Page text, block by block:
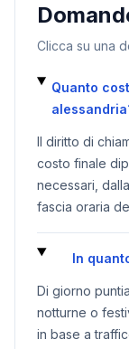
Clicca su una
Quanto
Il diritto di
costo finale
necessari,
fascia oraria
In
Di giorno
notturne o
in base a